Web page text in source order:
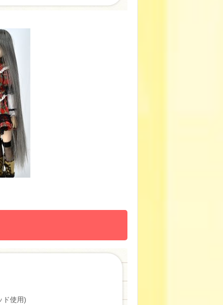
ド使用)